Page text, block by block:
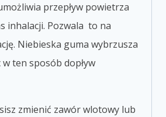
przepływ powietrza
inhalacji. Pozwala to na
Niebieska guma wybrzusza
ten sposób dopływ
zmienić zawór wlotowy lub